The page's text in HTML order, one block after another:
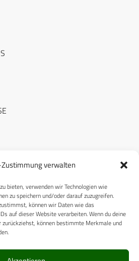
verwalten
bieten, verwenden wir Technologien wie
zu speichern und/oder darauf zuzugreifen.
können wir Daten wie das
auf dieser Website verarbeiten. Wenn du deine
können bestimmte Merkmale und